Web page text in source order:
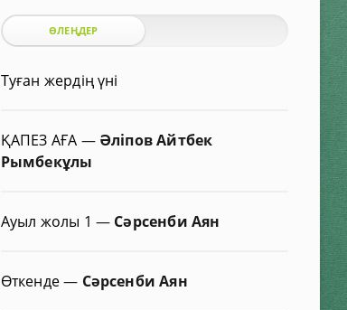
ӨЛЕҢДЕР
Туған жердің үні
ҚАПЕЗ АҒА — Әліпов Айтбек
Рымбекұлы
Ауыл жолы 1 — Сәрсенби Аян
Өткенде— Сәрсенби Аян